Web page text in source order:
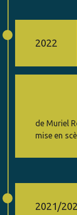
2022
de Muriel
mise en
2021/